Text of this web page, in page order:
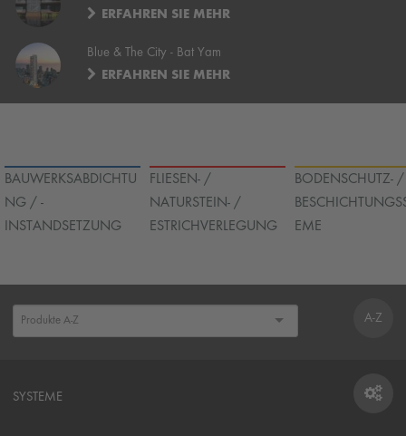
ERFAHREN SIE MEHR
Blue & The City - Bat Yam
ERFAHREN SIE MEHR
BAUWERKSABDICHTU
NG / -
INSTANDSETZUNG
FLIESEN- /
NATURSTEIN- /
ESTRICHVERLEGUNG
BODENSCHUTZ- /
EME
A-Z
SYSTEME